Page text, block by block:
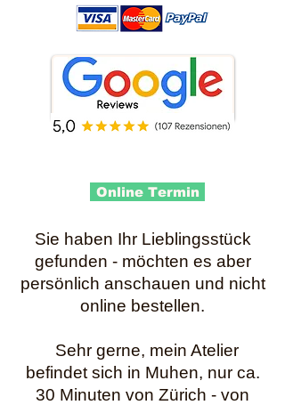
Online Termin
Sie haben Ihr Lieblingsstück
gefunden - möchten es aber
persönlich anschauen und nicht
online bestellen.
Sehr gerne, mein Atelier
befindet sich in Muhen, nur ca.
30 Minuten von Zürich - von